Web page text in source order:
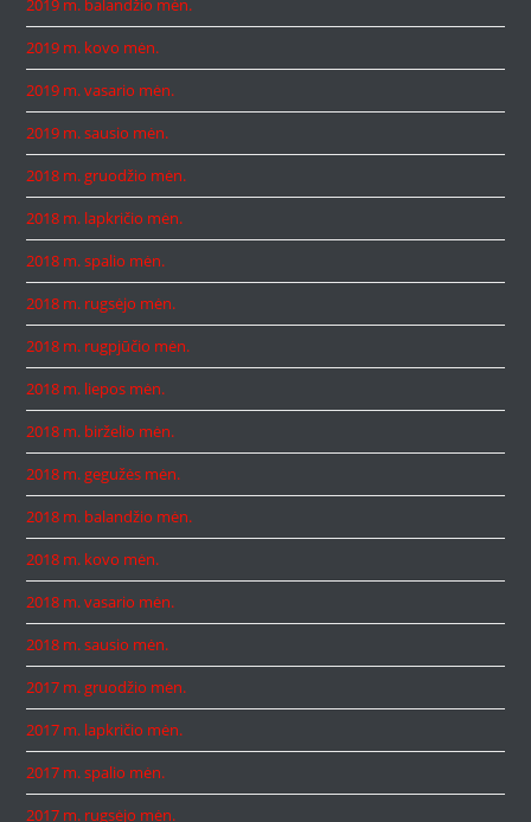
2019 m. balandžio mėn.
2019 m. kovo mėn.
2019 m. vasario mėn.
2019 m. sausio mėn.
2018 m. gruodžio mėn.
2018 m. lapkričio mėn.
2018 m. spalio mėn.
2018 m. rugsėjo mėn.
2018 m. rugpjūčio mėn.
2018 m. liepos mėn.
2018 m. birželio mėn.
2018 m. gegužės mėn.
2018 m. balandžio mėn.
2018 m. kovo mėn.
2018 m. vasario mėn.
2018 m. sausio mėn.
2017 m. gruodžio mėn.
2017 m. lapkričio mėn.
2017 m. spalio mėn.
2017 m. rugsėjo mėn.